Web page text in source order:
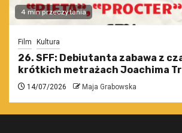
4 min przeczytania
Film Kultura
26. SFF: Debiutanta zabawa z
krótkich metrażach Joachima
14/07/2026 Maja Grabowska